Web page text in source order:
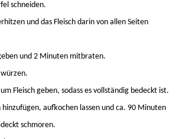
schneiden.
und das Fleisch darin von allen Seiten
und 2 Minuten mitbraten.
Fleisch geben, sodass es vollständig bedeckt ist.
hinzufügen, aufkochen lassen und ca. 90 Minuten
schmoren.